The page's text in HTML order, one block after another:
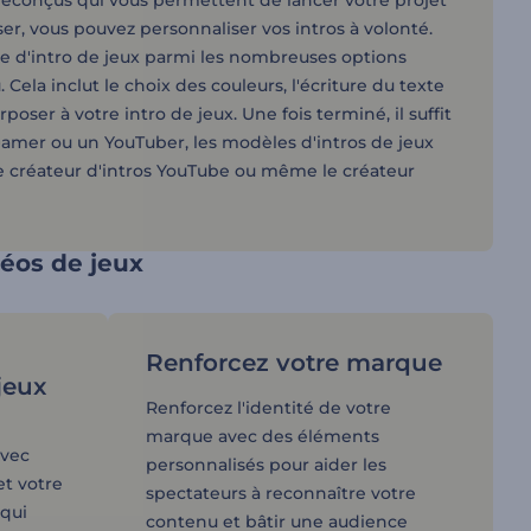
vous pouvez personnaliser vos intros à volonté.
d'intro de jeux parmi les nombreuses options
inclut le choix des couleurs, l'écriture du texte
à votre intro de jeux. Une fois terminé, il suffit
ou un YouTuber, les modèles d'intros de jeux
d'intros YouTube ou même le créateur
de jeux
votre
Renforcez votre marque
Renforcez l'identité de votre
marque avec des éléments
personnalisés pour aider les
spectateurs à reconnaître votre
contenu et bâtir une audience